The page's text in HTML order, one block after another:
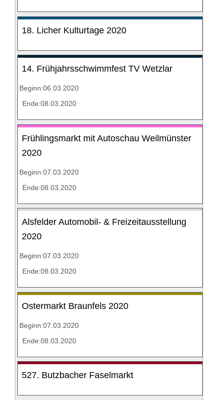
18. Licher Kulturtage 2020
14. Frühjahrsschwimmfest TV Wetzlar
Beginn:06.03.2020
Ende:08.03.2020
Frühlingsmarkt mit Autoschau Weilmünster
2020
Beginn:07.03.2020
Ende:08.03.2020
Alsfelder Automobil- & Freizeitausstellung
2020
Beginn:07.03.2020
Ende:08.03.2020
Ostermarkt Braunfels 2020
Beginn:07.03.2020
Ende:08.03.2020
527. Butzbacher Faselmarkt